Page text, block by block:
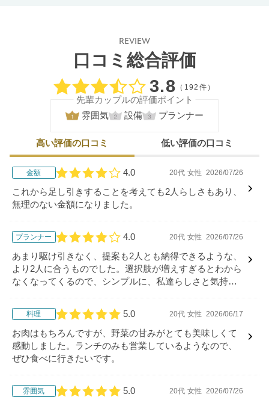
REVIEW
口コミ総合評価
口コミ評価
3.8 （192件）
先輩カップルの評価ポイント
雰囲気
設備 プランナー
高い評価の口コミ 低い評価の口コミ
金額
口コミ評価
4.0 20代 女性 2026/07/26
これから足し引きすることを考えても2人らしさもあり、
無理のない金額になりました。
プランナー
口コミ評価
4.0 20代 女性 2026/07/26
あまり駆け引きなく、提案も2人とも納得できるような、
より2人に合うものでした。選択肢が増えすぎるとわから
なくなってくるので、シンプルに、私達らしさと気持ち
料理
口コミ評価
5.0 20代 女性 2026/06/17
お肉はもちろんですが、野菜の甘みがとても美味しくて
感動しました。ランチのみも営業しているようなので、
ぜひ食べに行きたいです。
雰囲気
口コミ評価
5.0 20代 女性 2026/07/26